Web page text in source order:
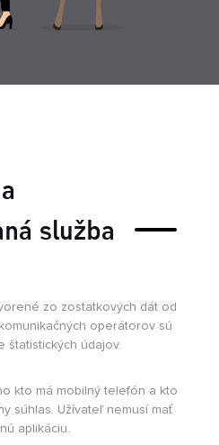
služba
zo zostatkových dát od
operátorov sú
štatistických údajov.
kto má mobilný telefón a kto
súhlas. Užívateľ nemusí mať
aplikáciu.